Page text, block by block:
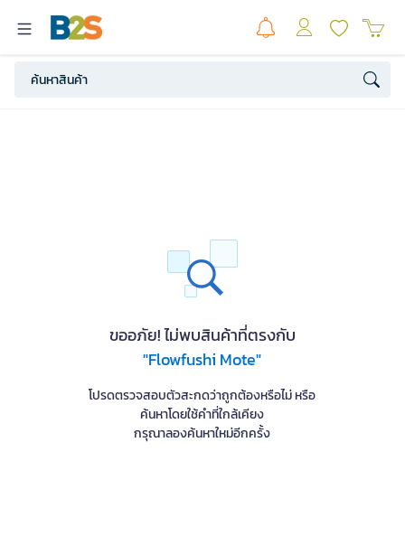
ขออภัย! ไม่พบสินค้าที่ตรงกับ
"Flowfushi Mote"
โปรดตรวจสอบตัวสะกดว่าถูกต้องหรือไม่ หรือ
ค้นหาโดยใช้คำที่ใกล้เคียง
กรุณาลองค้นหาใหม่อีกครั้ง